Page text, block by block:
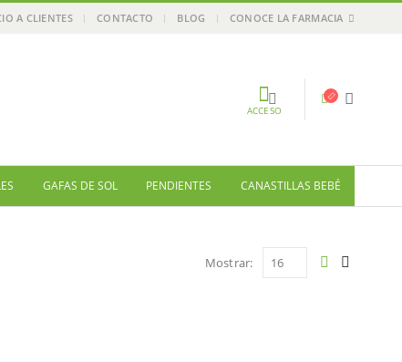
A CLIENTES CONTACTO BLOG CONOCE LA FARMACIA
ACCESO
GAFAS DE SOL PENDIENTES CANASTILLAS BEBÉ
Mostrar: